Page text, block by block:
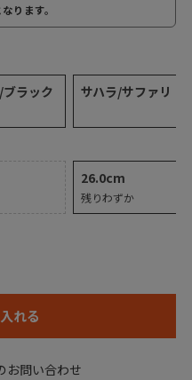
ります。
26.0cm
残りわずか
ラック サハラ/サファリ
れる
お問い合わせ